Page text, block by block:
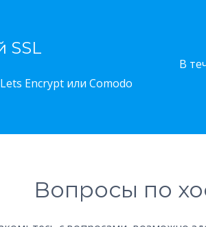
SSL
Encrypt или Comodo
В
Вопросы по